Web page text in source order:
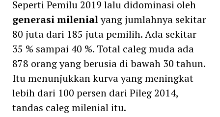
Seperti Pemilu 2019 lalu didominasi oleh
generasi milenialyang jumlahnya sekitar
80 juta dari 185 juta pemilih. Ada sekitar
35 % sampai 40 %. Total caleg muda ada
878 orang yang berusia di bawah 30 tahun.
Itu menunjukkan kurva yang meningkat
lebih dari 100 persen dari Pileg 2014,
tandas caleg milenial itu.